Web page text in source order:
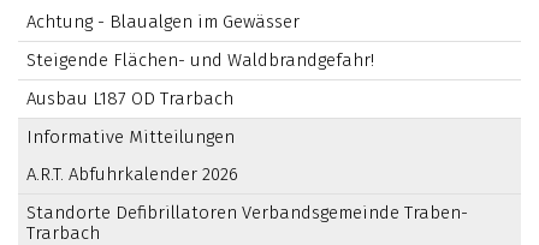
Achtung - Blaualgen im Gewässer
Steigende Flächen- und Waldbrandgefahr!
Ausbau L187 OD Trarbach
Informative Mitteilungen
A.R.T. Abfuhrkalender 2026
Standorte Defibrillatoren Verbandsgemeinde Traben-
Trarbach